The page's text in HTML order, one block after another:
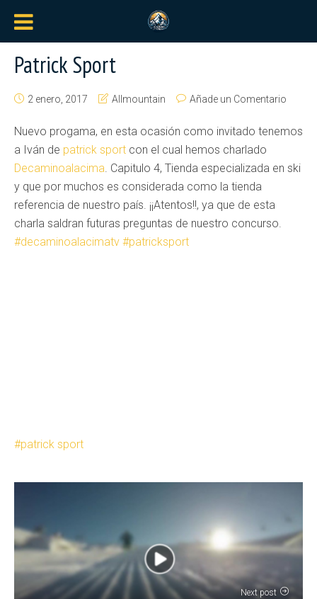
Patrick Sport
2 enero, 2017 Allmountain Añade un Comentario
Nuevo progama, en esta ocasión como invitado tenemos
a Iván de patrick sport con el cual hemos charlado
Decaminoalacima. Capitulo 4, Tienda especializada en ski
y que por muchos es considerada como la tienda
referencia de nuestro país. ¡¡Atentos!!, ya que de esta
charla saldran futuras preguntas de nuestro concurso.
#decaminoalacimatv #patricksport
patrick sport
Next post